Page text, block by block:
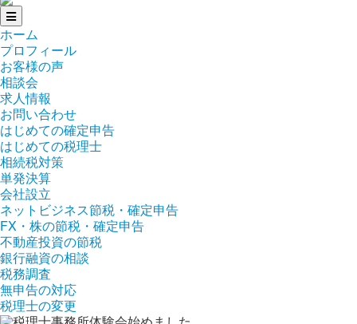
ホーム
プロフィール
お客様の声
相談会
求人情報
お問い合わせ
はじめての確定申告
はじめての税理士
相続税対策
単発決算
会社設立
ネットビジネス節税・確定申告
FX・株の節税・確定申告
不動産投資の節税
銀行融資の相談
税務調査
無申告の対応
税理士の変更